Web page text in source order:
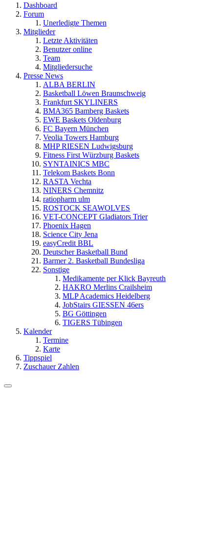
Dashboard
Forum
Unerledigte Themen
Mitglieder
Letzte Aktivitäten
Benutzer online
Team
Mitgliedersuche
Presse News
ALBA BERLIN
Basketball Löwen Braunschweig
Frankfurt SKYLINERS
BMA365 Bamberg Baskets
EWE Baskets Oldenburg
FC Bayern München
Veolia Towers Hamburg
MHP RIESEN Ludwigsburg
Fitness First Würzburg Baskets
SYNTAINICS MBC
Telekom Baskets Bonn
RASTA Vechta
NINERS Chemnitz
ratiopharm ulm
ROSTOCK SEAWOLVES
VET-CONCEPT Gladiators Trier
Phoenix Hagen
Science City Jena
easyCredit BBL
Deutscher Basketball Bund
Barmer 2. Basketball Bundesliga
Sonstige
Medikamente per Klick Bayreuth
HAKRO Merlins Crailsheim
MLP Academics Heidelberg
JobStairs GIESSEN 46ers
BG Göttingen
TIGERS Tübingen
Kalender
Termine
Karte
Tippspiel
Zuschauer Zahlen